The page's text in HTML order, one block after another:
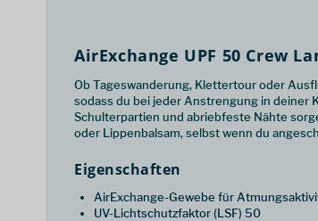
AirExchange UPF 50 Crew
Ob Tageswanderung, Klettertour oder
sodass du bei jeder Anstrengung in deiner
Schulterpartien und abriebfeste Nähte
oder Lippenbalsam, selbst wenn du
Eigenschaften
AirExchange-Gewebe für
UV-Lichtschutzfaktor (LSF) 50